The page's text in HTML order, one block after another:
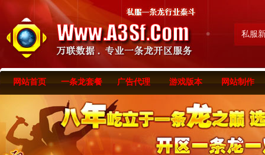
私服
网站首页 一条龙套餐 广告代理 游戏版本 网站制作